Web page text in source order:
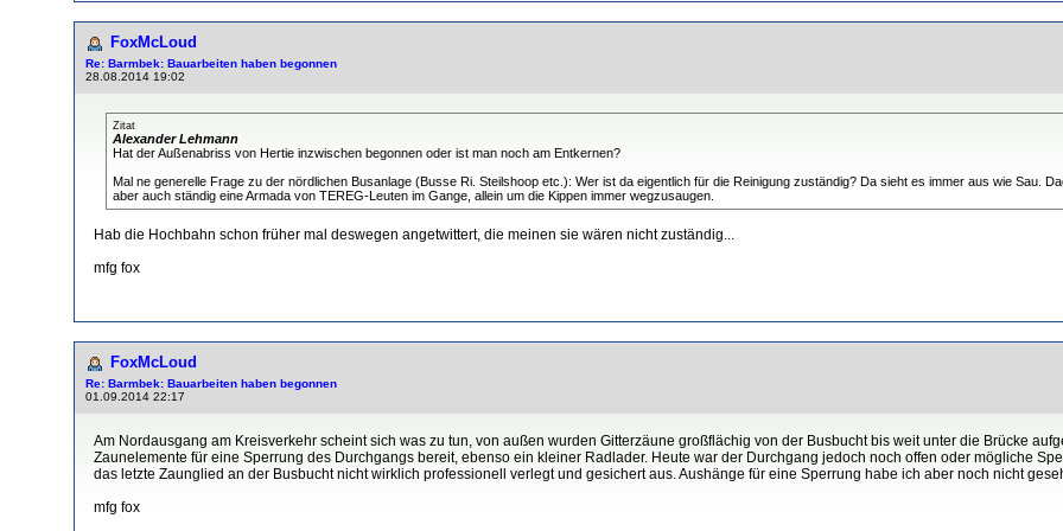
FoxMcLoud
Re: Barmbek: Bauarbeiten haben begonnen
28.08.2014 19:02
Zitat
Alexander Lehmann
Hat der Außenabriss von Hertie inzwischen begonnen oder ist man noch am Entkernen?
Mal ne generelle Frage zu der nördlichen Busanlage (Busse Ri. Steilshoop etc.): Wer ist da eigentlich für die Reinigung zuständig? Da sieht es immer aus wie Sau.
aber auch ständig eine Armada von TEREG-Leuten im Gange, allein um die Kippen immer wegzusaugen.
Hab die Hochbahn schon früher mal deswegen angetwittert, die meinen sie wären nicht zuständig...
mfg fox
FoxMcLoud
Re: Barmbek: Bauarbeiten haben begonnen
01.09.2014 22:17
Am Nordausgang am Kreisverkehr scheint sich was zu tun, von außen wurden Gitterzäune großflächig von der Busbucht bis weit unter die Brücke
Zaunelemente für eine Sperrung des Durchgangs bereit, ebenso ein kleiner Radlader. Heute war der Durchgang jedoch noch offen oder mögliche
das letzte Zaunglied an der Busbucht nicht wirklich professionell verlegt und gesichert aus. Aushänge für eine Sperrung habe ich aber noch nicht
mfg fox